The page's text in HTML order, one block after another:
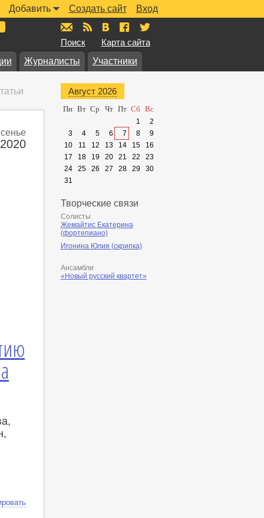
Вход
Создать сайт
Добавить
Поиск Карта сайта
Журналисты Участники
Август 2026
Пн Вт Ср Чт Пт Сб Вс
1
2
3
4 5 6 7 8
9
10
11 12 13 14 15
16
17
18 19 20 21 22
23
24
25 26 27 28 29
30
31
Творческие связи
Солисты
Жемайтис Екатерина
(фортепиано)
Игонина Юлия (скрипка)
Ансамбли
«Новый русский квартет»